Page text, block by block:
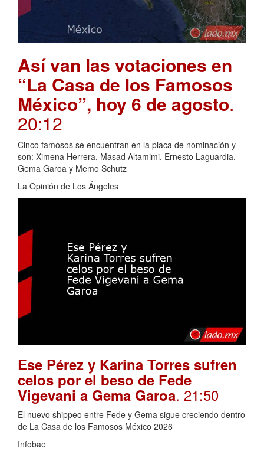
Así van las votaciones en
“La Casa de los Famosos
México”, hoy 6 de agosto.
20:12
Cinco famosos se encuentran en la placa de nominación y
son: Ximena Herrera, Masad Altamimi, Ernesto Laguardia,
Gema Garoa y Memo Schutz
La Opinión de Los Ángeles
Ese Pérez y Karina Torres sufren
celos por el beso de Fede
Vigevani a Gema Garoa. 21:50
El nuevo shippeo entre Fede y Gema sigue creciendo dentro
de La Casa de los Famosos México 2026
Infobae